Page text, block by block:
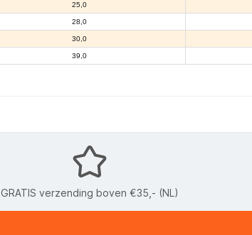
25,0
28,0
30,0
39,0
GRATIS verzending boven €35,- (NL)